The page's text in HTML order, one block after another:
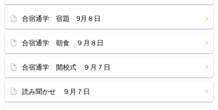
合宿通学 宿題 9月８日
合宿通学 朝食 ９月８日
合宿通学 開校式 ９月７日
読み聞かせ ９月７日